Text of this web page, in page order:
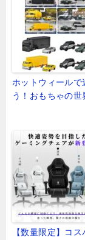
ホットウィールで
う！おもちゃの世
【数量限定】コス